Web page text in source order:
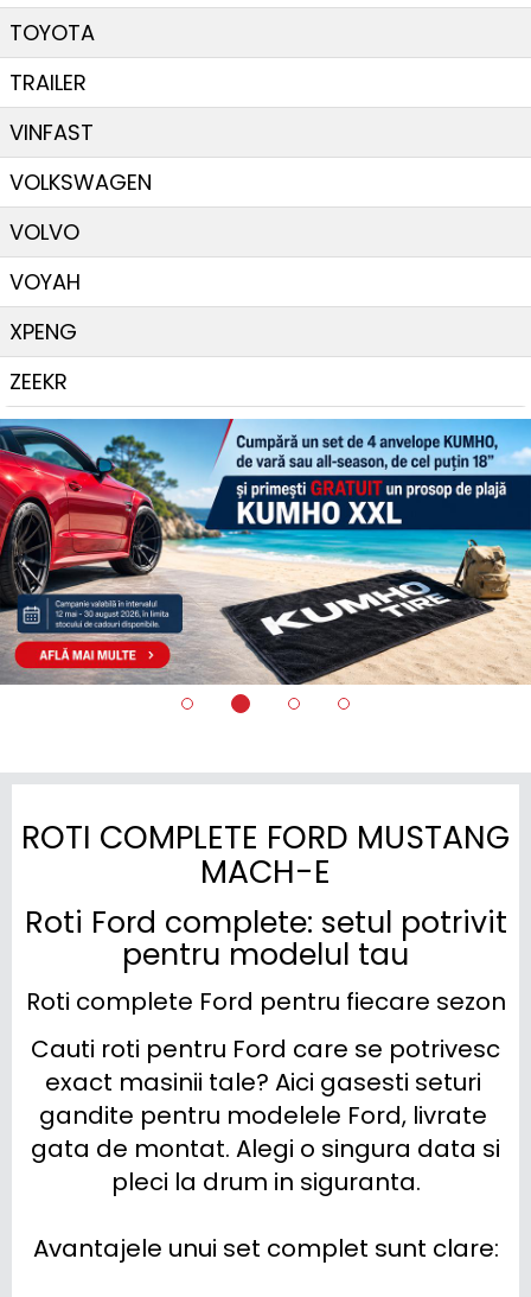
TOYOTA
TRAILER
VINFAST
VOLKSWAGEN
VOLVO
VOYAH
XPENG
ZEEKR
ROTI COMPLETE FORD MUSTANG
MACH-E
Roti Ford complete: setul potrivit
pentru modelul tau
Roti complete Ford pentru fiecare sezon
Cauti roti pentru Ford care se potrivesc
exact masinii tale? Aici gasesti seturi
gandite pentru modelele Ford, livrate
gata de montat. Alegi o singura data si
pleci la drum in siguranta.
Avantajele unui set complet sunt clare: